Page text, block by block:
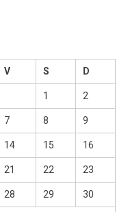
V S D
1 2
7 8 9
14 15 16
21 22 23
28 29 30